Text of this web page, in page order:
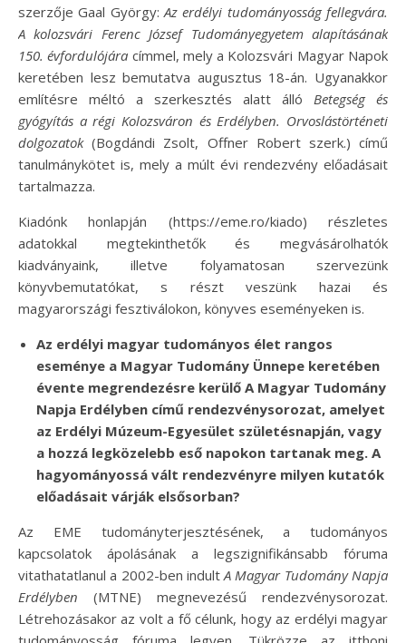
szerzője Gaal György: Az erdélyi tudományosság fellegvára.
A kolozsvári Ferenc József Tudományegyetem alapításának
150. évfordulójára címmel, mely a Kolozsvári Magyar Napok
keretében lesz bemutatva augusztus 18-án. Ugyanakkor
említésre méltó a szerkesztés alatt álló Betegség és
gyógyítás a régi Kolozsváron és Erdélyben. Orvoslástörténeti
dolgozatok(Bogdándi Zsolt, Offner Robert szerk.) című
tanulmánykötet is, mely a múlt évi rendezvény előadásait
tartalmazza.
Kiadónk honlapján (https://eme.ro/kiado) részletes
adatokkal megtekinthetők és megvásárolhatók
kiadványaink, illetve folyamatosan szervezünk
könyvbemutatókat, s részt veszünk hazai és
magyarországi fesztiválokon, könyves eseményeken is.
Az erdélyi magyar tudományos élet rangos
eseménye a Magyar Tudomány Ünnepe keretében
évente megrendezésre kerülő A Magyar Tudomány
Napja Erdélyben című rendezvénysorozat, amelyet
az Erdélyi Múzeum-Egyesület születésnapján, vagy
a hozzá legközelebb eső napokon tartanak meg. A
hagyományossá vált rendezvényre milyen kutatók
előadásait várják elsősorban?
Az EME tudományterjesztésének, a tudományos
kapcsolatok ápolásának a legszignifikánsabb fóruma
vitathatatlanul a 2002-ben indultA Magyar Tudomány Napja
Erdélyben (MTNE) megnevezésű rendezvénysorozat.
Létrehozásakor az volt a fő célunk, hogy az erdélyi magyar